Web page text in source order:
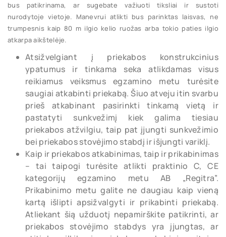
bus patikrinama, ar sugebate važiuoti tiksliai ir sustoti
nurodytoje vietoje. Manevrui atlikti bus parinktas laisvas, ne
trumpesnis kaip 80 m ilgio kelio ruožas arba tokio paties ilgio
atkarpa aikštelėje.
Atsižvelgiant į priekabos konstrukcinius
ypatumus ir tinkama seka atlikdamas visus
reikiamus veiksmus egzamino metu turėsite
saugiai atkabinti priekabą. Šiuo atveju itin svarbu
prieš atkabinant pasirinkti tinkamą vietą ir
pastatyti sunkvežimį kiek galima tiesiau
priekabos atžvilgiu, taip pat įjungti sunkvežimio
bei priekabos stovėjimo stabdį ir išjungti variklį.
Kaip ir priekabos atkabinimas, taip ir prikabinimas
– tai taipogi turėsite atlikti praktinio C, CE
kategorijų egzamino metu AB „Regitra”.
Prikabinimo metu galite ne daugiau kaip vieną
kartą išlipti apsižvalgyti ir prikabinti priekabą.
Atliekant šią užduotį nepamirškite patikrinti, ar
priekabos stovėjimo stabdys yra įjungtas, ar